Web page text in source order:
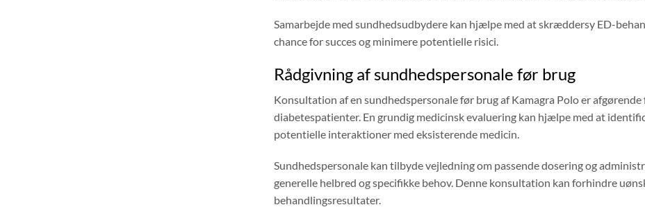
Samarbejde med sundhedsudbydere kan hjælpe med at skræddersy ED-
chance for succes og minimere potentielle risici.
Rådgivning af sundhedspersonale før brug
Konsultation af en sundhedspersonale før brug af Kamagra Polo er
diabetespatienter. En grundig medicinsk evaluering kan hjælpe med at
potentielle interaktioner med eksisterende medicin.
Sundhedspersonale kan tilbyde vejledning om passende dosering og
generelle helbred og specifikke behov. Denne konsultation kan forhindre
behandlingsresultater.